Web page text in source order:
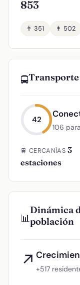
853
👨 351 👩 502
🚍
42
106
🚆 CERCANÍAS 3
estaciones
📊
Dinámica
población
↗ +517